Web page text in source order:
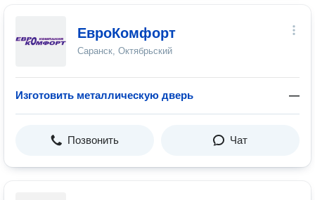
ЕвроКомфорт
Саранск, Октябрьский
Изготовить металлическую дверь —
Позвонить Чат